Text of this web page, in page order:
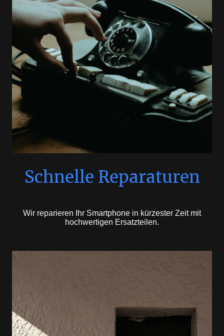
Schnelle Reparaturen
Wir reparieren Ihr Smartphone in kürzester Zeit mit
hochwertigen Ersatzteilen.